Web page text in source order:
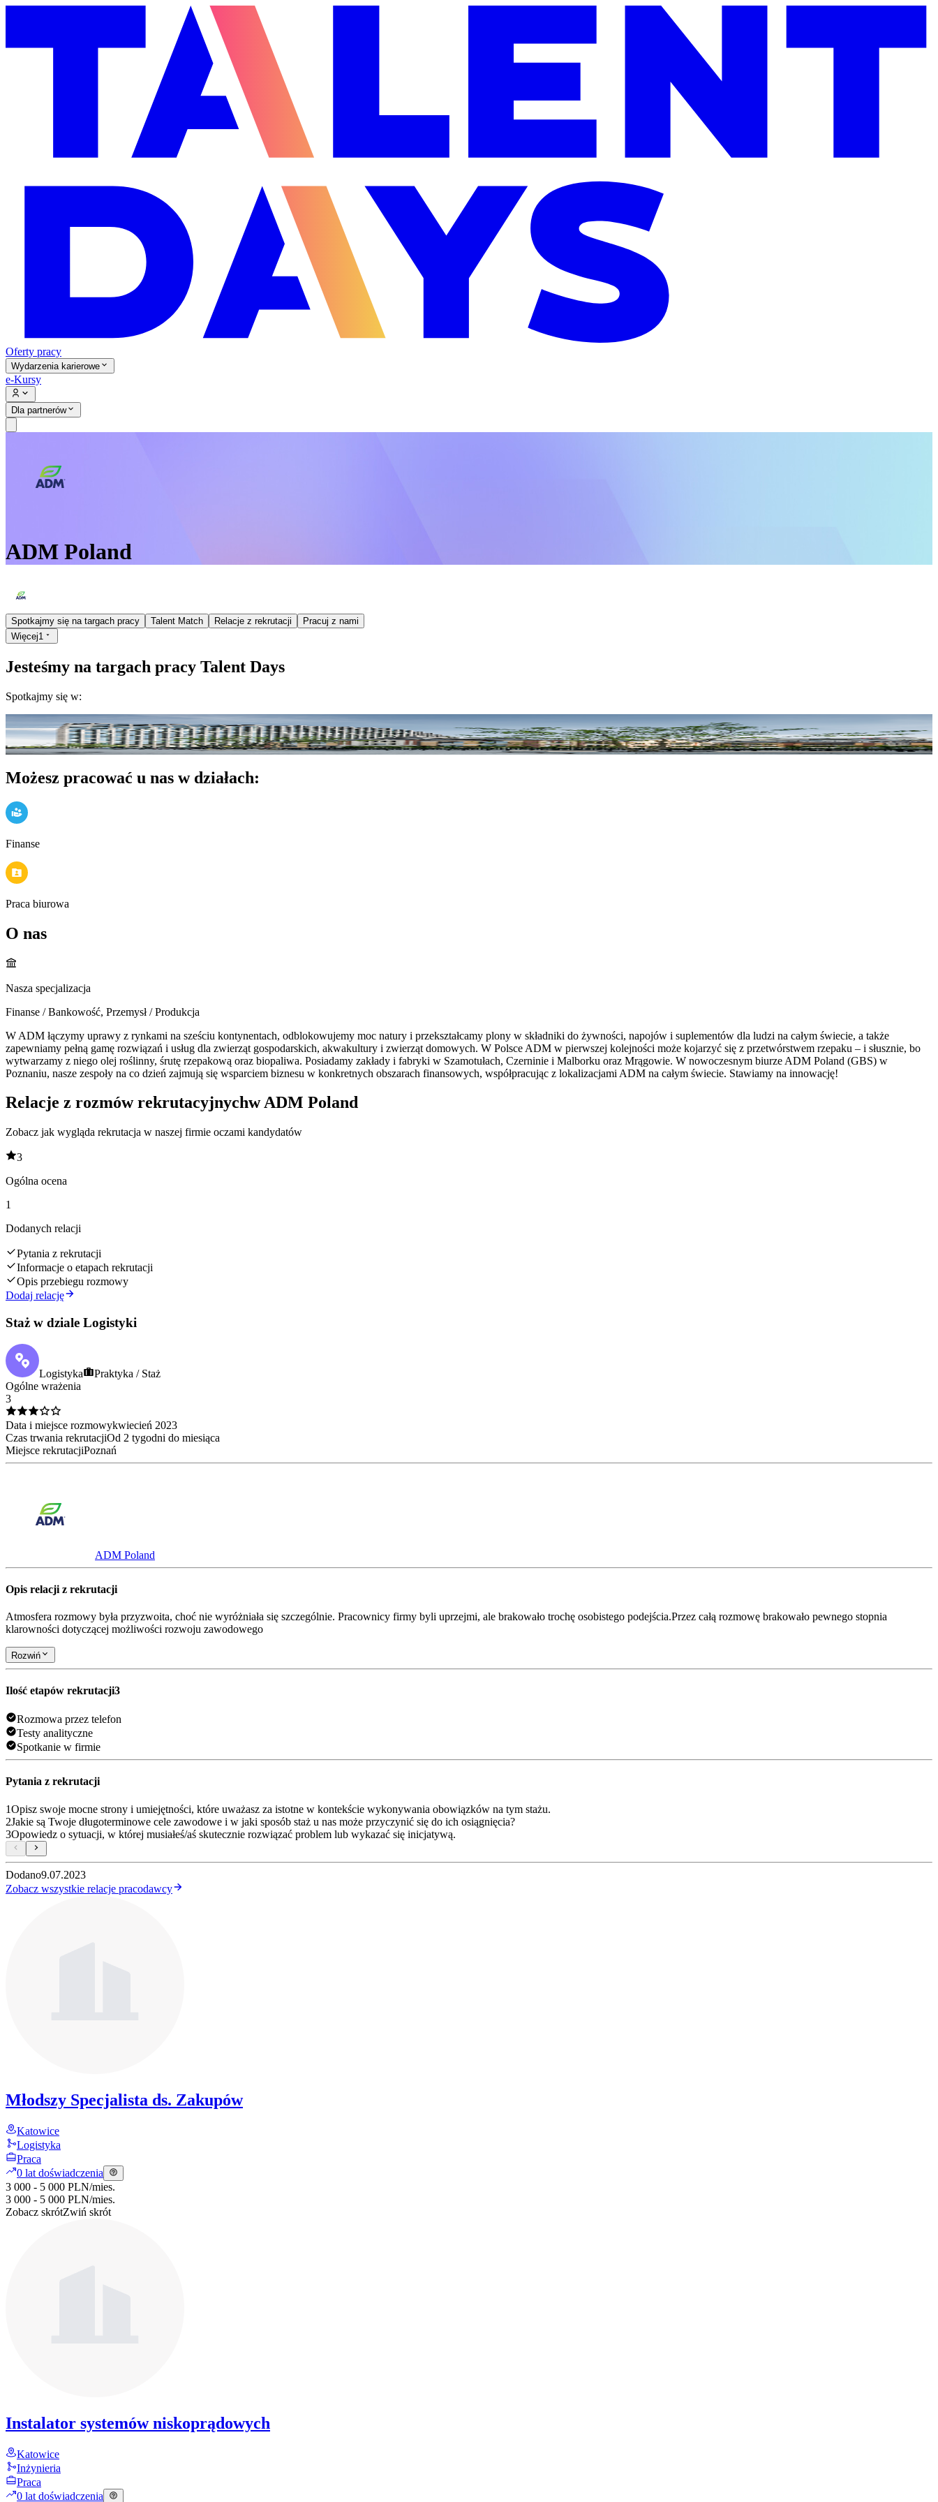
Oferty pracy
Wydarzenia karierowe
e-Kursy
Dla partnerów
ADM Poland
Spotkajmy się na targach pracy Talent Match Relacje z rekrutacji
Pracuj z nami
Więcej1
Jesteśmy na targach pracy Talent Days
Spotkajmy się w:
marzec 2026
PoznańConcordia Design Poznań
Weź udział
Możesz pracować u nas w działach:
Finanse
Praca biurowa
O nas
Nasza specjalizacja
Finanse / Bankowość, Przemysł / Produkcja
W ADM łączymy uprawy z rynkami na sześciu kontynentach, odblokowujemy moc natury i przekształcamy plony w składniki do żywności, napojów i suplementów dla ludzi na całym świecie, a także
zapewniamy pełną gamę rozwiązań i usług dla zwierząt gospodarskich, akwakultury i zwierząt domowych. W Polsce ADM w pierwszej kolejności może kojarzyć się z przetwórstwem rzepaku – i słusznie, bo
wytwarzamy z niego olej roślinny, śrutę rzepakową oraz biopaliwa. Posiadamy zakłady i fabryki w Szamotułach, Czerninie i Malborku oraz Mrągowie. W nowoczesnym biurze ADM Poland (GBS) w
Poznaniu, nasze zespoły na co dzień zajmują się wsparciem biznesu w konkretnych obszarach finansowych, współpracując z lokalizacjami ADM na całym świecie. Stawiamy na innowację!
Relacje z rozmów rekrutacyjnychwADM Poland
Zobacz jak wygląda rekrutacja w naszej firmie oczami kandydatów
3
Ogólna ocena
1
Dodanych relacji
Pytania z rekrutacji
Informacje o etapach rekrutacji
Opis przebiegu rozmowy
Dodaj relację
Staż w dziale Logistyki
Logistyka
Praktyka / Staż
Ogólne wrażenia
3
Data i miejsce rozmowykwiecień 2023
Czas trwania rekrutacjiOd 2 tygodni do miesiąca
Miejsce rekrutacjiPoznań
ADM Poland
Opis relacji z rekrutacji
Atmosfera rozmowy była przyzwoita, choć nie wyróżniała się szczególnie. Pracownicy firmy byli uprzejmi, ale brakowało trochę osobistego podejścia.Przez całą rozmowę brakowało pewnego stopnia
klarowności dotyczącej możliwości rozwoju zawodowego
Rozwiń
Ilość etapów rekrutacji3
Rozmowa przez telefon
Testy analityczne
Spotkanie w firmie
Pytania z rekrutacji
1Opisz swoje mocne strony i umiejętności, które uważasz za istotne w kontekście wykonywania obowiązków na tym stażu.
2Jakie są Twoje długoterminowe cele zawodowe i w jaki sposób staż u nas może przyczynić się do ich osiągnięcia?
3Opowiedz o sytuacji, w której musiałeś/aś skutecznie rozwiązać problem lub wykazać się inicjatywą.
Dodano9.07.2023
Zobacz wszystkie relacje pracodawcy
Młodszy Specjalista ds. Zakupów
Katowice
Logistyka
Praca
0 lat doświadczenia
3 000 - 5 000 PLN/mies.
3 000 - 5 000 PLN/mies.
Zobacz skrótZwiń skrót
Instalator systemów niskoprądowych
Katowice
Inżynieria
Praca
0 lat doświadczenia